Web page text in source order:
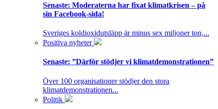
Senaste: Moderaterna har fixat klimatkrisen – på
sin Facebook-sida!
Sveriges koldioxidutsläpp är minus sex miljoner ton,...
Positiva nyheter
Senaste: ”Därför stödjer vi klimatdemonstrationen”
Över 100 organisationer stödjer den stora
klimatdemonstrationen...
Politik